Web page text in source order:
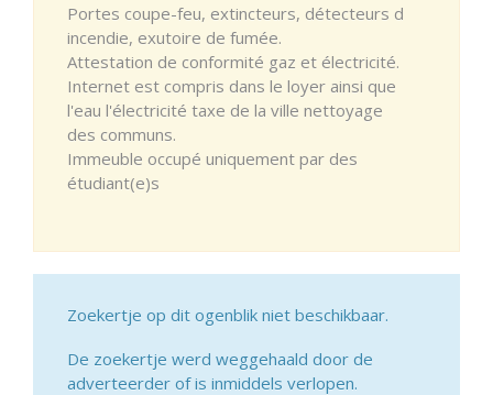
Portes coupe-feu, extincteurs, détecteurs d
incendie, exutoire de fumée.
Attestation de conformité gaz et électricité.
Internet est compris dans le loyer ainsi que
l'eau l'électricité taxe de la ville nettoyage
des communs.
Immeuble occupé uniquement par des
étudiant(e)s
Zoekertje op dit ogenblik niet beschikbaar.
De zoekertje werd weggehaald door de
adverteerder of is inmiddels verlopen.